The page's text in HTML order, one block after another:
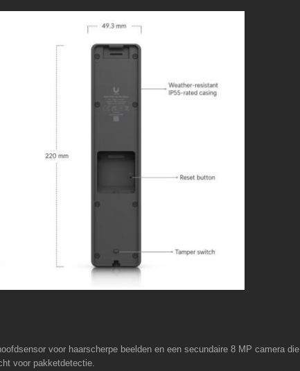
voor haarscherpe beelden en een secundaire 8 MP camera die
voor pakketdetectie.